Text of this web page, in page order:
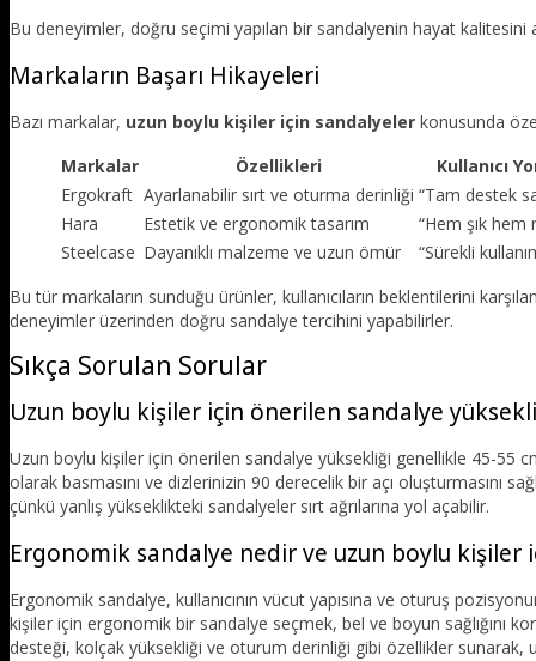
Bu deneyimler, doğru seçimi yapılan bir sandalyenin hayat kalitesini
Markaların Başarı Hikayeleri
Bazı markalar, uzun boylu kişiler için sandalyeler konusunda
Markalar
Özellikleri
Kullanıcı
Ergokraft Ayarlanabilir sırt ve oturma derinliği “Tam destek
Hara
Estetik ve ergonomik tasarım
“Hem şık hem
Steelcase Dayanıklı malzeme ve uzun ömür
“Sürekli
Bu tür markaların sunduğu ürünler, kullanıcıların beklentilerini
deneyimler üzerinden doğru sandalye tercihini yapabilirler.
Sıkça Sorulan Sorular
Uzun boylu kişiler için önerilen sandalye
Uzun boylu kişiler için önerilen sandalye yüksekliği genellikle 45-55
olarak basmasını ve dizlerinizin 90 derecelik bir açı oluşturmasını
çünkü yanlış yükseklikteki sandalyeler sırt ağrılarına yol açabilir.
Ergonomik sandalye nedir ve uzun boylu kişiler
Ergonomik sandalye, kullanıcının vücut yapısına ve oturuş
kişiler için ergonomik bir sandalye seçmek, bel ve boyun sağlığını
desteği, kolçak yüksekliği ve oturum derinliği gibi özellikler sunarak,